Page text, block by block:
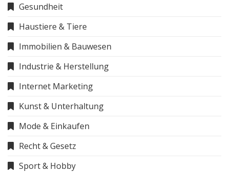
Gesundheit
Haustiere & Tiere
Immobilien & Bauwesen
Industrie & Herstellung
Internet Marketing
Kunst & Unterhaltung
Mode & Einkaufen
Recht & Gesetz
Sport & Hobby